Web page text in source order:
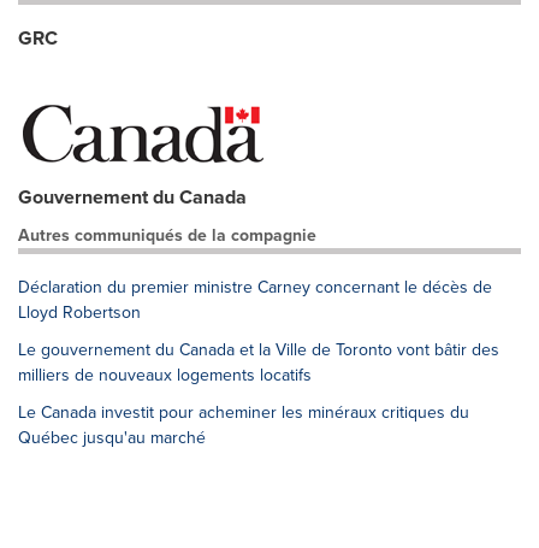
GRC
Gouvernement du Canada
Autres communiqués de la compagnie
Déclaration du premier ministre Carney concernant le décès de
Lloyd Robertson
Le gouvernement du Canada et la Ville de Toronto vont bâtir des
milliers de nouveaux logements locatifs
Le Canada investit pour acheminer les minéraux critiques du
Québec jusqu'au marché